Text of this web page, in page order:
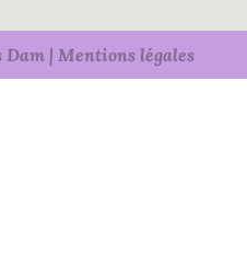
Dam | Mentions légales